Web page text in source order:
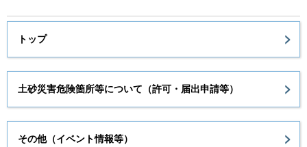
トップ
土砂災害危険箇所等について（許可・届出申請等）
その他（イベント情報等）